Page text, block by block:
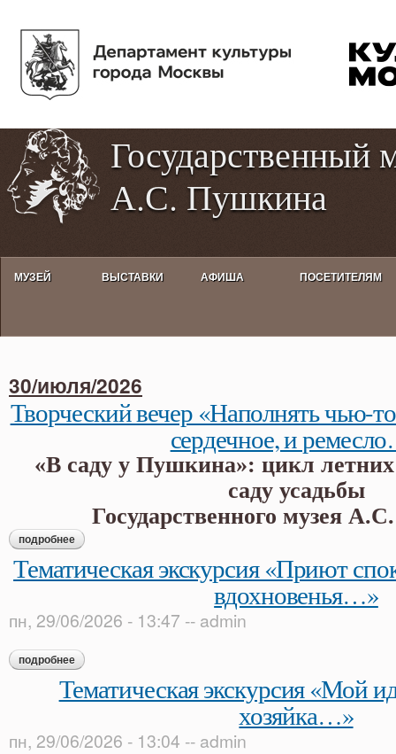
Государственный
А.С. Пушкина
МУЗЕЙ ВЫСТАВКИ АФИША ПОСЕТИТЕЛЯМ
Activities calendar
30/июля/2026
Творческий вечер «Наполнять чью-
сердечное, и
«В саду у Пушкина»: цикл
саду усадьбы
Государственного музея
подробнее о творческий вечер «наполнять чью-то душу стихами – и
Тематическая экскурсия «Приют
вдохновенья…»
пн, 29/06/2026 - 13:47 -- admin
подробнее о тематическая экскурсия «приют спокойствия, трудов и
Тематическая экскурсия «Мой
хозяйка…»
пн, 29/06/2026 - 13:04 -- admin